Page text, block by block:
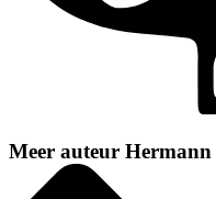
Meer auteur Hermann